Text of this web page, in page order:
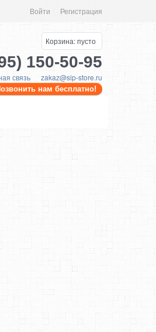
Войти Регистрация
Корзина:пусто
150-50-95
связь zakaz@sip-store.ru
нам бесплатно!